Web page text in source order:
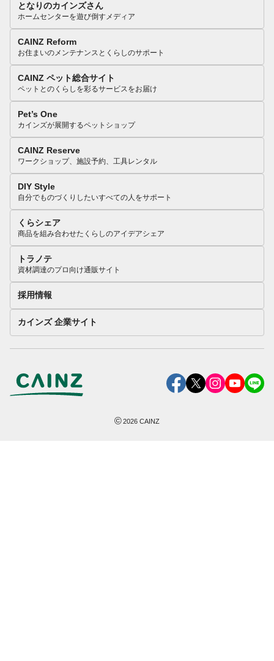
となりのカインズさん
ホームセンターを遊び倒すメディア
CAINZ Reform
お住まいのメンテナンスとくらしのサポート
CAINZ ペット総合サイト
ペットとのくらしを彩るサービスをお届け
Pet’s One
カインズが展開するペットショップ
CAINZ Reserve
ワークショップ、施設予約、工具レンタル
DIY Style
自分でものづくりしたいすべての人をサポート
くらシェア
商品を組み合わせたくらしのアイデアシェア
トラノテ
資材調達のプロ向け通販サイト
採用情報
カインズ 企業サイト
©2026 CAINZ